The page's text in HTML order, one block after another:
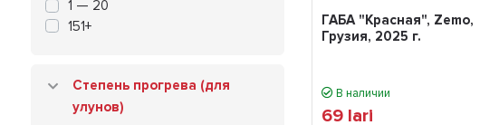
1 — 20
151+
Степень прогрева (для
улунов)
ГАБА "Красная", Zemo,
Грузия, 2025 г.
В наличии
69 lari